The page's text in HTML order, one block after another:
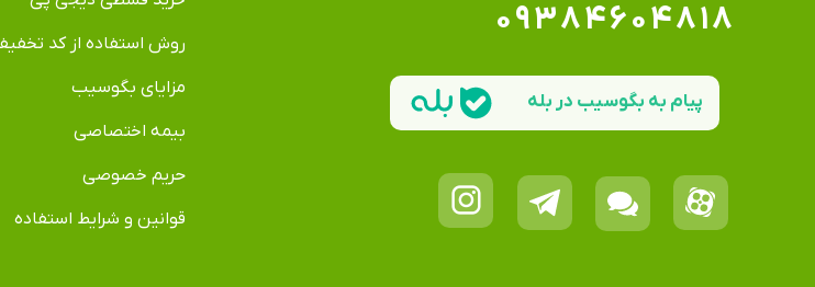
روش استفاده از کد
مزایای بگوسیب
بیمه اختصاصی
حریم خصوصی
قوانین و شرایط استفاده
۰۹۳۸۴۶۰۴۸۱۸
پیام به بگوسیب در بله